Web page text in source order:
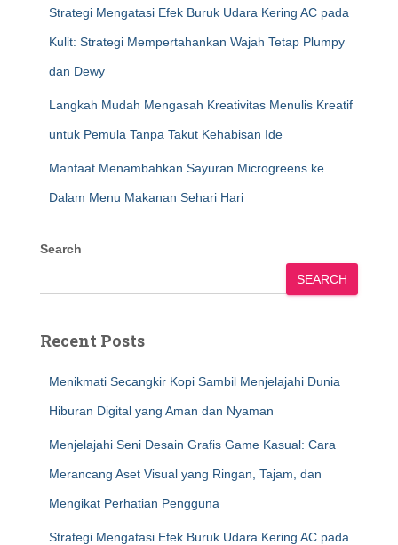
Strategi Mengatasi Efek Buruk Udara Kering AC pada
Kulit: Strategi Mempertahankan Wajah Tetap Plumpy
dan Dewy
Langkah Mudah Mengasah Kreativitas Menulis Kreatif
untuk Pemula Tanpa Takut Kehabisan Ide
Manfaat Menambahkan Sayuran Microgreens ke
Dalam Menu Makanan Sehari Hari
Search
SEARCH
Recent Posts
Menikmati Secangkir Kopi Sambil Menjelajahi Dunia
Hiburan Digital yang Aman dan Nyaman
Menjelajahi Seni Desain Grafis Game Kasual: Cara
Merancang Aset Visual yang Ringan, Tajam, dan
Mengikat Perhatian Pengguna
Strategi Mengatasi Efek Buruk Udara Kering AC pada